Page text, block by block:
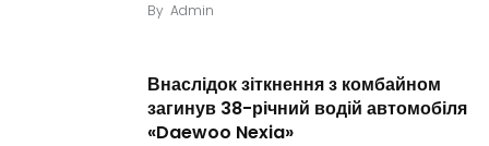
By Admin
Внаслідок зіткнення з комбайном
загинув 38-річний водій автомобіля
«Daewoo Nexia»